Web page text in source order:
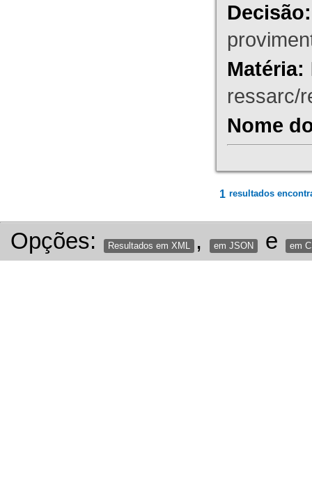
Decisão:
Matéria:
ressarc/
Nome
1 resultados
Opções: Resultados em XML , em JSON e em